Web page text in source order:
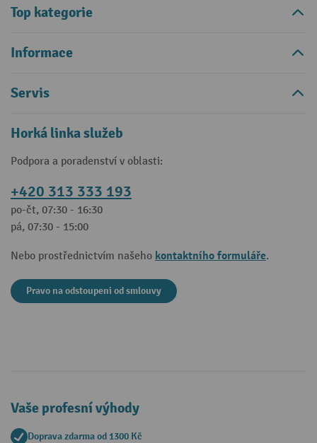
Top kategorie
Informace
Servis
Horká linka služeb
Podpora a poradenství v oblasti:
+420 313 333 193
po-čt, 07:30 - 16:30
pá, 07:30 - 15:00
Nebo prostřednictvím našeho kontaktního formuláře.
Pravo na odstoupeni od smlouvy
Vaše profesní výhody
Doprava zdarma od 1300 Kč